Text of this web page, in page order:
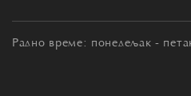
Радно време: понедељак -